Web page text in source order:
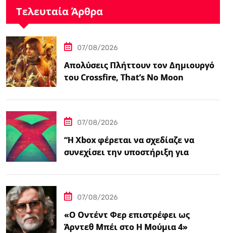
Τελευταία Άρθρα
07/08/2026
Απολύσεις Πλήττουν τον Δημιουργό
του Crossfire, That’s No Moon
07/08/2026
“Η Xbox φέρεται να σχεδίαζε να
συνεχίσει την υποστήριξη για
‘Επαναφορά'”
07/08/2026
«Ο Οντέντ Φερ επιστρέφει ως
Άρντεθ Μπέι στο Η Μούμια 4»